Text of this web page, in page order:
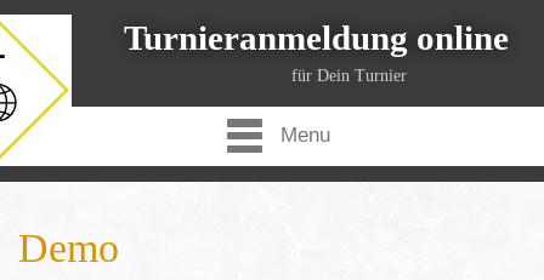
Turnieranmeldung online
für Dein Turnier
Menu
Demo